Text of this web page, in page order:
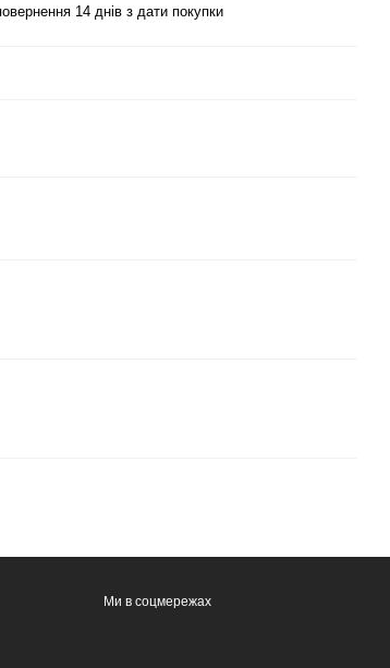
14 днів з дати покупки
Ми в соцмережах